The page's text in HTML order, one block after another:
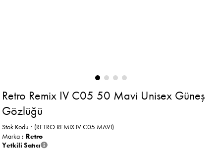
Retro Remix IV C05 50 Mavi Unisex Güneş
Gözlüğü
(RETRO REMIX IV C05 MAVİ)
Stok Kodu
Marka : Retro
Yetkili Satıcı